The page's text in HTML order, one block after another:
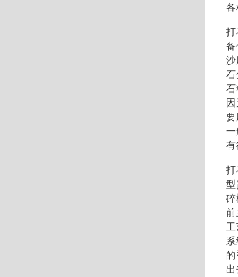
各
打
备
沙
石
石
要
一
有
打
型
碎
前